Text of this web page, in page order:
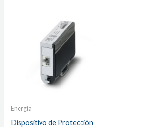
Energía
Dispositivo de Protección